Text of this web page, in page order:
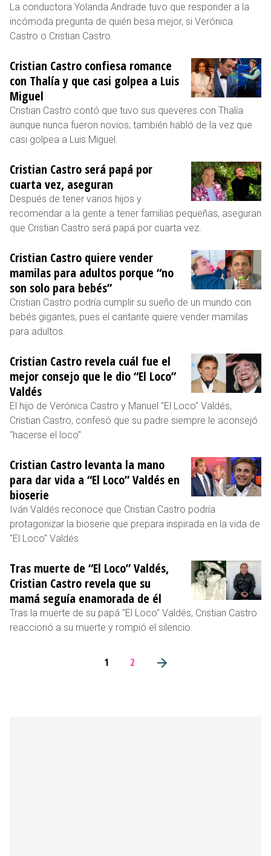
La conductora Yolanda Andrade tuvo que responder a la
incómoda pregunta de quién besa mejor, si Verónica
Castro o Cristian Castro.
Cristian Castro confiesa romance
con Thalía y que casi golpea a Luis
Miguel
Cristian Castro contó que tuvo sus queveres con Thalía
aunque nunca fueron novios; también habló de la vez que
casi golpea a Luis Miguel.
Cristian Castro será papá por
cuarta vez, aseguran
Después de tener varios hijos y
recomendar a la gente a tener familias pequeñas, aseguran
que Cristian Castro será papá por cuarta vez.
Cristian Castro quiere vender
mamilas para adultos porque “no
son solo para bebés”
Cristian Castro podría cumplir su sueño de un mundo con
bebés gigantes, pues el cantante quiere vender mamilas
para adultos.
Cristian Castro revela cuál fue el
mejor consejo que le dio “El Loco”
Valdés
El hijo de Verónica Castro y Manuel "El Loco" Valdés,
Cristian Castro, confesó que su padre siempre le aconsejó
"hacerse el loco"
Cristian Castro levanta la mano
para dar vida a “El Loco” Valdés en
bioserie
Iván Valdés reconoce que Cristian Castro podría
protagonizar la bioserie que prepara inspirada en la vida de
"El Loco" Valdés
Tras muerte de “El Loco” Valdés,
Cristian Castro revela que su
mamá seguía enamorada de él
Tras la muerte de su papá "El Loco" Valdés, Cristian Castro
reaccionó a su muerte y rompió el silencio.
1 2